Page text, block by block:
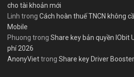
cho tài khoản mới
Linh trong Cách hoàn thuế TNCN không
Mobile
Phuong trong Share key bản quyền IObit
phí 2026
AnonyViettrong Share key Driver